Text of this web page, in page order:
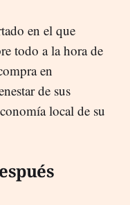
en el que
todo a la hora de
en
de sus
local de su